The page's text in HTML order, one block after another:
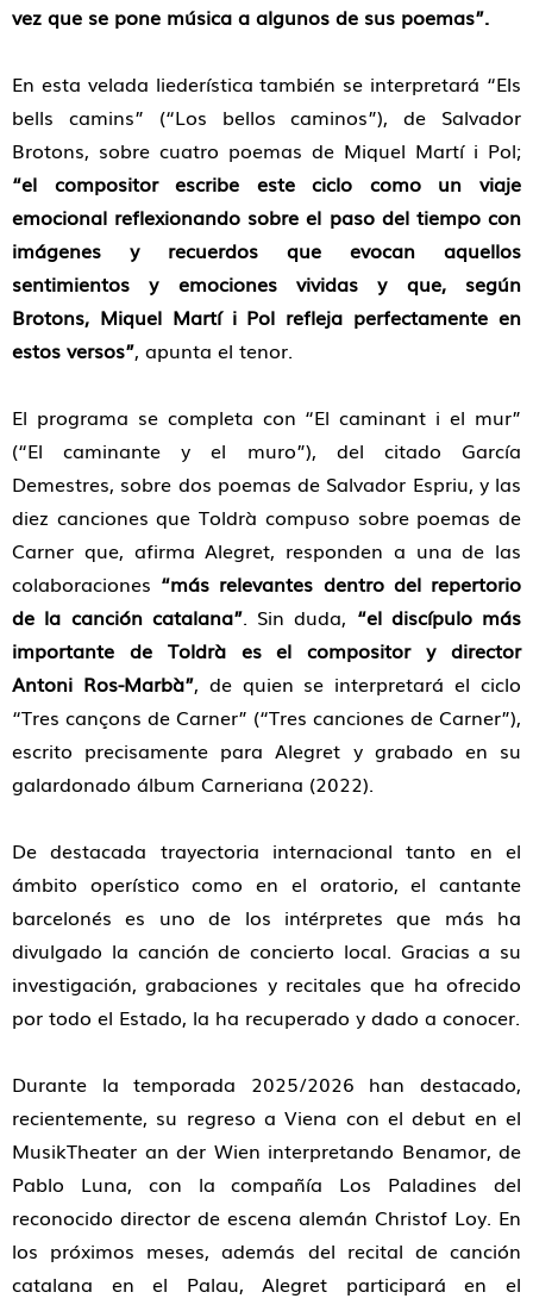
vez que se pone música a algunos de sus poemas”.
En esta velada liederística también se interpretará “Els
bells camins”
(“Los bellos caminos”), de Salvador
Brotons, sobre cuatro poemas de Miquel Martí i Pol;
“el compositor escribe este ciclo como un viaje
emocional reflexionando sobre el paso del tiempo con
imágenes y recuerdos que evocan aquellos
sentimientos y emociones vividas y que, según
Brotons, Miquel Martí i Pol refleja perfectamente en
estos versos”, apunta el tenor.
El programa se completa con “El caminant i el mur”
(“El caminante y el muro”), del citado García
Demestres, sobre dos poemas de Salvador Espriu, y las
diez canciones que Toldrà compuso sobre poemas de
Carner que, afirma Alegret, responden a una de las
colaboraciones “más relevantes dentro del repertorio
de la canción catalana”. Sin duda, “el discípulo más
importante de Toldrà es el compositor y director
Antoni Ros-Marbà”, de quien se interpretará el ciclo
“Tres cançons de Carner” (“Tres canciones de Carner”),
escrito precisamente para Alegret y grabado en su
galardonado álbum Carneriana (2022).
De destacada trayectoria internacional tanto en el
ámbito operístico como en el oratorio, el cantante
barcelonés es uno de los intérpretes que más ha
divulgado la canción de concierto local. Gracias a su
investigación, grabaciones y recitales que ha ofrecido
por todo el Estado, la ha recuperado y dado a conocer.
Durante la temporada 2025/2026 han destacado,
recientemente, su regreso a Viena con el debut en el
MusikTheater an der Wien interpretando Benamor, de
Pablo Luna, con la compañía Los Paladines del
reconocido director de escena alemán Christof Loy. En
los próximos meses, además del recital de canción
catalana en el Palau, Alegret participará en el